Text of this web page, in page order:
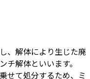
、解体により生じた廃
チ解体といいます。
せて処分するため、ミ